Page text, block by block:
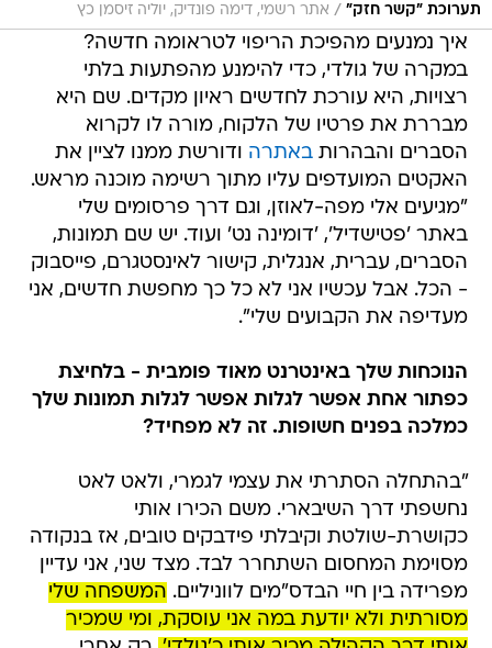
תערוכת "קשר חזק" / אתר רשמי, דימה פונדיק, יוליה זיסמן כץ
איך נמנעים מהפיכת הריפוי לטראומה חדשה?
במקרה של גולדי, כדי להימנע מהפתעות בלתי
רצויות, היא עורכת לחדשים ראיון מקדים. שם היא
מבררת את פרטיו של הלקוח, מורה לו לקרוא
הסברים והבהרותבאתרה ודורשת ממנו לציין את
האקטים המועדפים עליו מתוך רשימה מוכנה מראש.
"מגיעים אלי מפה-לאוזן, וגם דרך פרסומים שלי
באתר 'פטישדיל', 'דומינה נט' ועוד. יש שם תמונות,
הסברים, עברית, אנגלית, קישור לאינסטגרם, פייסבוק
- הכל. אבל עכשיו אני לא כל כך מחפשת חדשים, אני
מעדיפה את הקבועים שלי".
הנוכחות שלך באינטרנט מאוד פומבית - בלחיצת
כפתור אחת אפשר לגלות אפשר לגלות תמונות שלך
כמלכה בפנים חשופות. זה לא מפחיד?
"בהתחלה הסתרתי את עצמי לגמרי, ולאט לאט
נחשפתי דרך השיבארי. משם הכירו אותי
כקושרת-שולטת וקיבלתי פידבקים טובים, אז בנקודה
מסוימת המחסום השתחרר לבד. מצד שני, אני עדיין
מפרידה בין חיי הבדס"מים לווניליים. המשפחה שלי
מסורתית ולא יודעת במה אני עוסקת, ומי שמכיר